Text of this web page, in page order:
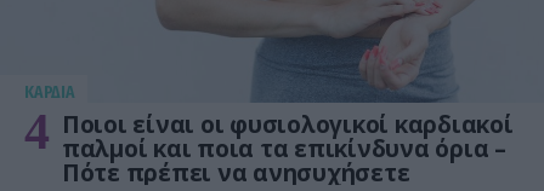
KΑΡΔΙΑ
4 Ποιοι είναι οι φυσιολογικοί καρδιακοί
παλμοί και ποια τα επικίνδυνα όρια –
Πότε πρέπει να ανησυχήσετε